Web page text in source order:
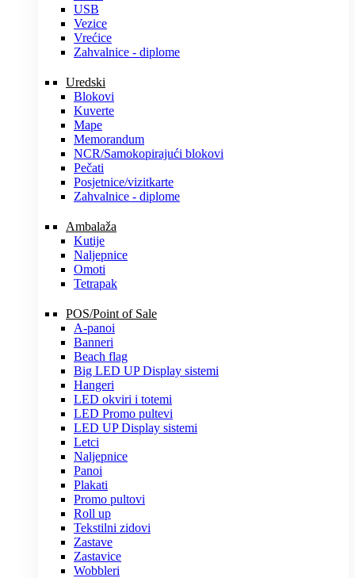
USB
Vezice
Vrećice
Zahvalnice - diplome
Uredski
Blokovi
Kuverte
Mape
Memorandum
NCR/Samokopirajući blokovi
Pečati
Posjetnice/vizitkarte
Zahvalnice - diplome
Ambalaža
Kutije
Naljepnice
Omoti
Tetrapak
POS/Point of Sale
A-panoi
Banneri
Beach flag
Big LED UP Display sistemi
Hangeri
LED okviri i totemi
LED Promo pultevi
LED UP Display sistemi
Letci
Naljepnice
Panoi
Plakati
Promo pultovi
Roll up
Tekstilni zidovi
Zastave
Zastavice
Wobbleri